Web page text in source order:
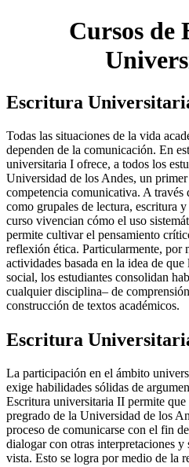
Cursos de
Escritura
Todas las situaciones de la vida
dependen de la comunicación. En
universitaria I ofrece, a todos los
Universidad de los Andes, un
competencia comunicativa. A través
como grupales de lectura, escritura
curso vivencian cómo el uso
permite cultivar el pensamiento
reflexión ética. Particularmente, por
actividades basada en la idea de
social, los estudiantes consolidan
cualquier disciplina– de
construcción de textos académicos.
Escritura
La participación en el ámbito
exige habilidades sólidas de
Escritura universitaria II permite que
pregrado de la Universidad de los
proceso de comunicarse con el fin
dialogar con otras interpretaciones y
vista. Esto se logra por medio de la